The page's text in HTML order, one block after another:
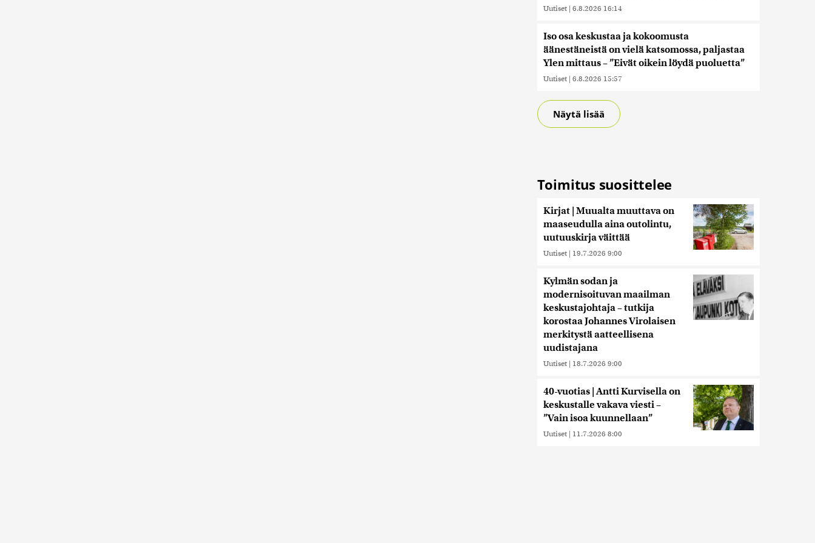
Uutiset | 6.8.2026 16:14
Iso osa keskustaa ja kokoomusta
äänestäneistä on vielä katsomossa, paljastaa
Ylen mittaus – ”Eivät oikein löydä puoluetta”
Uutiset | 6.8.2026 15:57
Näytä lisää
Toimitus suosittelee
Kirjat | Muualta muuttava on
maaseudulla aina outolintu,
uutuuskirja väittää
Uutiset | 19.7.2026 9:00
Kylmän sodan ja
modernisoituvan maailman
keskustajohtaja – tutkija
korostaa Johannes Virolaisen
merkitystä aatteellisena
uudistajana
Uutiset | 18.7.2026 9:00
40-vuotias | Antti Kurvisella on
keskustalle vakava viesti –
”Vain isoa kuunnellaan”
Uutiset | 11.7.2026 8:00